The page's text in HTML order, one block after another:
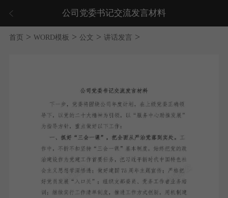
公司党委书记交流发言材料
首页 > WORD模板 > 公文 > 讲话发言 >